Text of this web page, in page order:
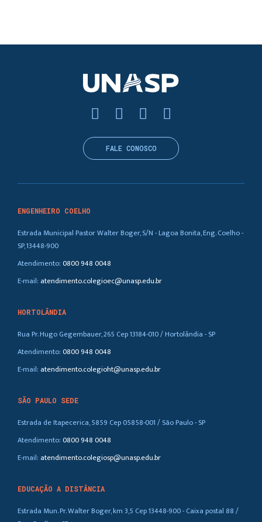
ENGENHEIRO COELHO
Estrada Municipal Pastor Walter Boger, S/N - Lagoa Bonita, Eng. Coelho -
SP, 13448-900
Atendimento:0800 948 0048
E-mail: atendimento.colegioec@unasp.edu.br
HORTOLÂNDIA
Rua Pr. Hugo Gegembauer, 265 Cep 13184-010 / Hortolândia - SP
Atendimento:0800 948 0048
E-mail: atendimento.colegioht@unasp.edu.br
SÃO PAULO SEDE
Estrada de Itapecerica, 5859 Cep 05858-001 / São Paulo - SP
Atendimento:0800 948 0048
E-mail: atendimento.colegiosp@unasp.edu.br
EDUCAÇÃO A DISTÂNCIA
Estrada Mun. Pr. Walter Boger, km 3,5 Cep 13448-900 - Caixa postal 88 /
FALE CONOSCO